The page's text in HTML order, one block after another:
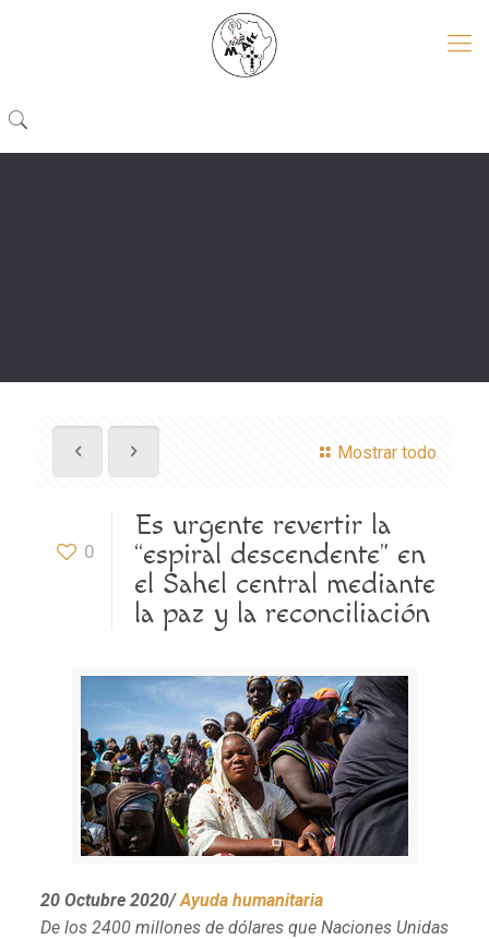
Mostrar todo
0
Es urgente revertir la
“espiral descendente” en
el Sahel central mediante
la paz y la reconciliación
20 Octubre 2020/Ayuda humanitaria
De los 2400 millones de dólares que Naciones Unidas